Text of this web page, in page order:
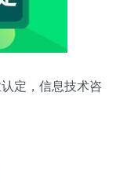
定，信息技术咨